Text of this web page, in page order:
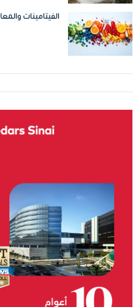
الفيتامينات